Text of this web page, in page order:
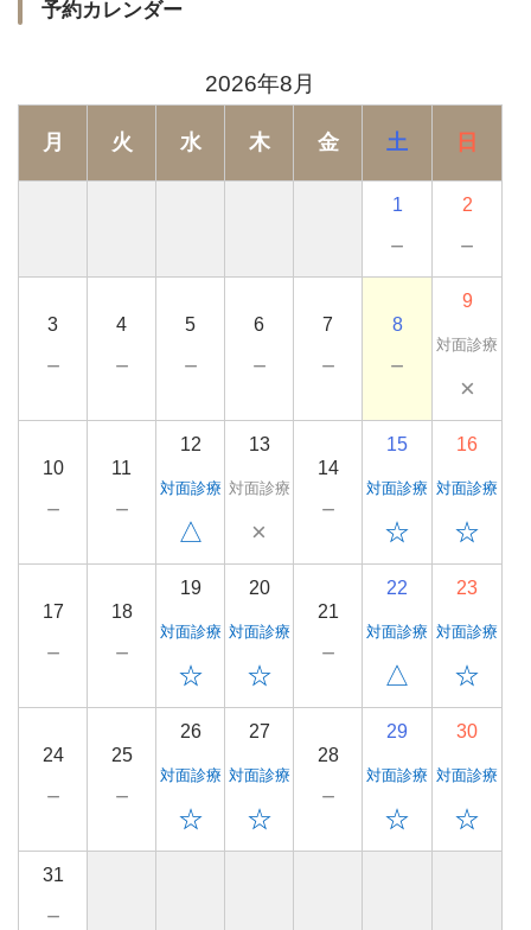
予約カレンダー
2026年8月
月 火 水 木 金 土 日
1
－
2
－
3
－
4
－
5
－
6
－
7
－
8
－
9
対面診療
×
10
－
11
－
12
対面診療
△
13
対面診療
×
14
－
15
対面診療
☆
16
対面診療
☆
17
－
18
－
19
対面診療
☆
20
対面診療
☆
21
－
22
対面診療
△
23
対面診療
☆
24
－
25
－
26
対面診療
☆
27
対面診療
☆
28
－
29
対面診療
☆
30
対面診療
☆
31
－